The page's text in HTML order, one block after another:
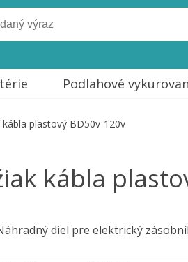
Podlahové
kábla plastový BD50v-120v
kábla
diel pre elektrický